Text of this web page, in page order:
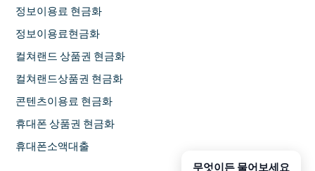
정보이용료 현금화
정보이용료현금화
컬쳐랜드 상품권 현금화
컬쳐랜드상품권 현금화
콘텐츠이용료 현금화
휴대폰 상품권 현금화
휴대폰소액대출
무엇이든 물어보세요